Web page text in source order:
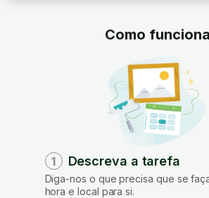
Como funciona
1 Descreva a tarefa
Diga-nos o que precisa que se
hora e local para si.